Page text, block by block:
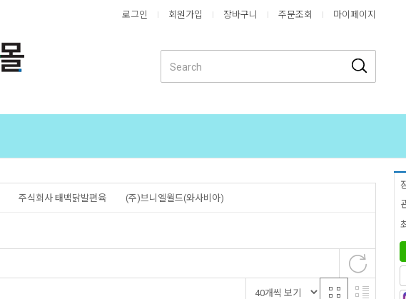
로그인 회원가입 장바구니 주문조회 마이페이지
주식회사 태백닭발편육 (주)브니엘월드(와사비아)